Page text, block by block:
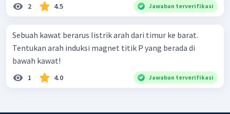
2 4.5 Jawaban terverifikasi
Sebuah kawat berarus listrik arah dari timur ke barat.
Tentukan arah induksi magnet titik P yang berada di
bawah kawat!
1 4.0 Jawaban terverifikasi